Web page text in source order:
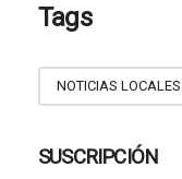
Tags
NOTICIAS LOCALES
SUSCRIPCIÓN